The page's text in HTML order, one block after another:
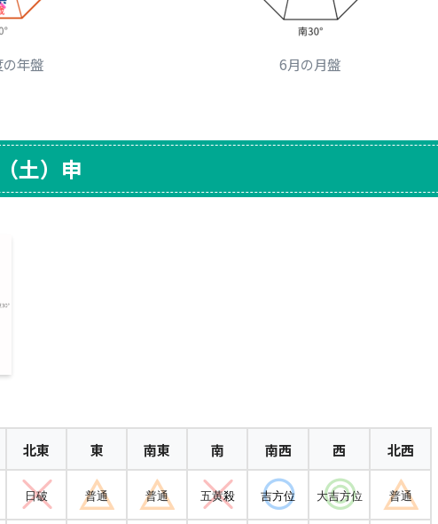
年盤 6月の月盤
土）申
北東 東 南東 南 南西 西 北西
日破 普通 普通 五黄殺 吉方位 大吉方位 普通